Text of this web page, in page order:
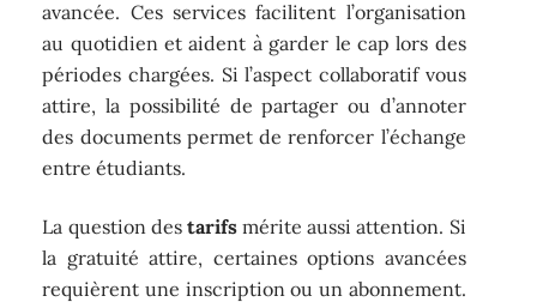
avancée. Ces services facilitent l’organisation
au quotidien et aident à garder le cap lors des
périodes chargées. Si l’aspect collaboratif vous
attire, la possibilité de partager ou d’annoter
des documents permet de renforcer l’échange
entre étudiants.
La question des tarifsmérite aussi attention. Si
la gratuité attire, certaines options avancées
requièrent une inscription ou un abonnement.